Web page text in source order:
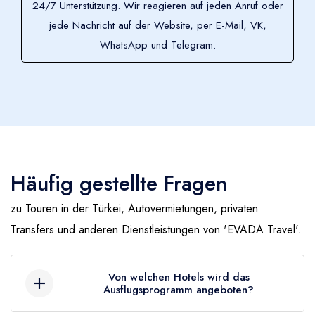
24/7 Unterstützung. Wir reagieren auf jeden Anruf oder
jede Nachricht auf der Website, per E-Mail, VK,
WhatsApp und Telegram.
Häufig gestellte Fragen
zu Touren in der Türkei, Autovermietungen, privaten
Transfers und anderen Dienstleistungen von 'EVADA Travel'.
Von welchen Hotels wird das
Ausflugsprogramm angeboten?
Отправить заявку
Reisedatum
2Erwachsen -1Kind
Kind
0 - 17 лет
Ihr Name